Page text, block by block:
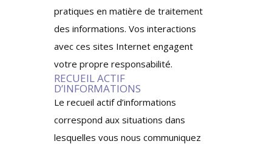
pratiques en matière de traitement
des informations. Vos interactions
avec ces sites Internet engagent
votre propre responsabilité.
RECUEIL ACTIF
D’INFORMATIONS
Le recueil actif d’informations
correspond aux situations dans
lesquelles vous nous communiquez